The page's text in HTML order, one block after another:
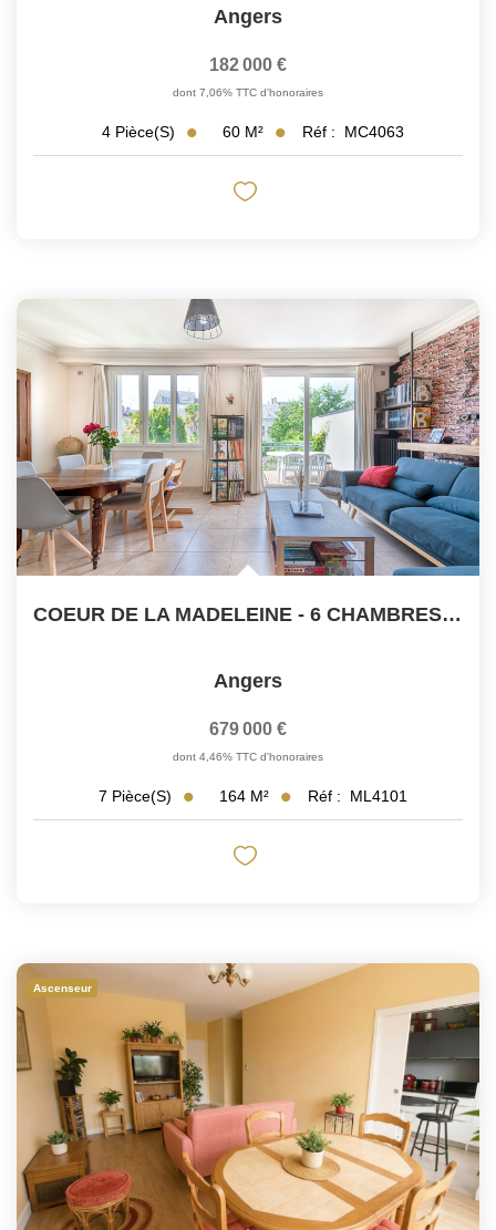
Angers
182 000 €
dont 7,06% TTC d'honoraires
4 Pièce(s) 60 M² Réf : MC4063
COEUR DE LA MADELEINE - 6 CHAMBRES - DOUBLE GARAGE - JARDIN
Angers
679 000 €
dont 4,46% TTC d'honoraires
7 Pièce(s) 164 M² Réf : ML4101
Ascenseur